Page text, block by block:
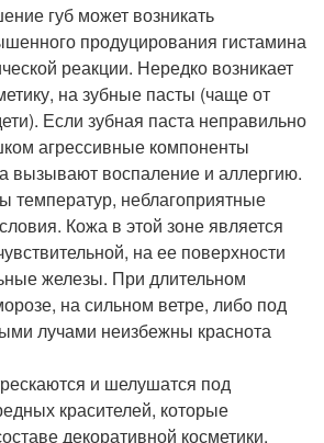
губ может возникать
продуцирования гистамина
реакции. Нередко возникает
на зубные пасты (чаще от
Если зубная паста неправильно
агрессивные компоненты
вызывают воспаление и аллергию.
температур, неблагоприятные
Кожа в этой зоне является
на ее поверхности
железы. При длительном
на сильном ветре, либо под
лучами неизбежны краснота
и шелушатся под
красителей, которые
декоративной косметики.